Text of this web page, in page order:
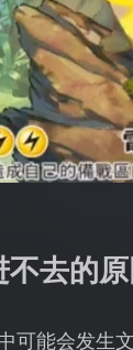
去的原
可能会发生